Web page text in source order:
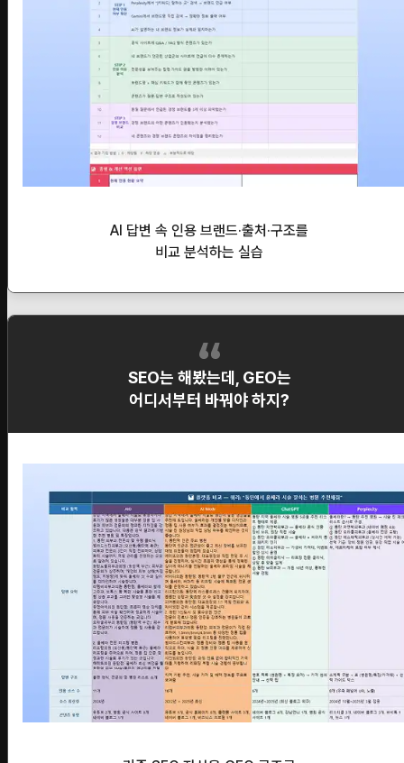
AI 답변 속 인용 브랜드·출처·구조를
비교 분석하는 실습
SEO는 해봤는데, GEO는
어디서부터 바꿔야 하지?